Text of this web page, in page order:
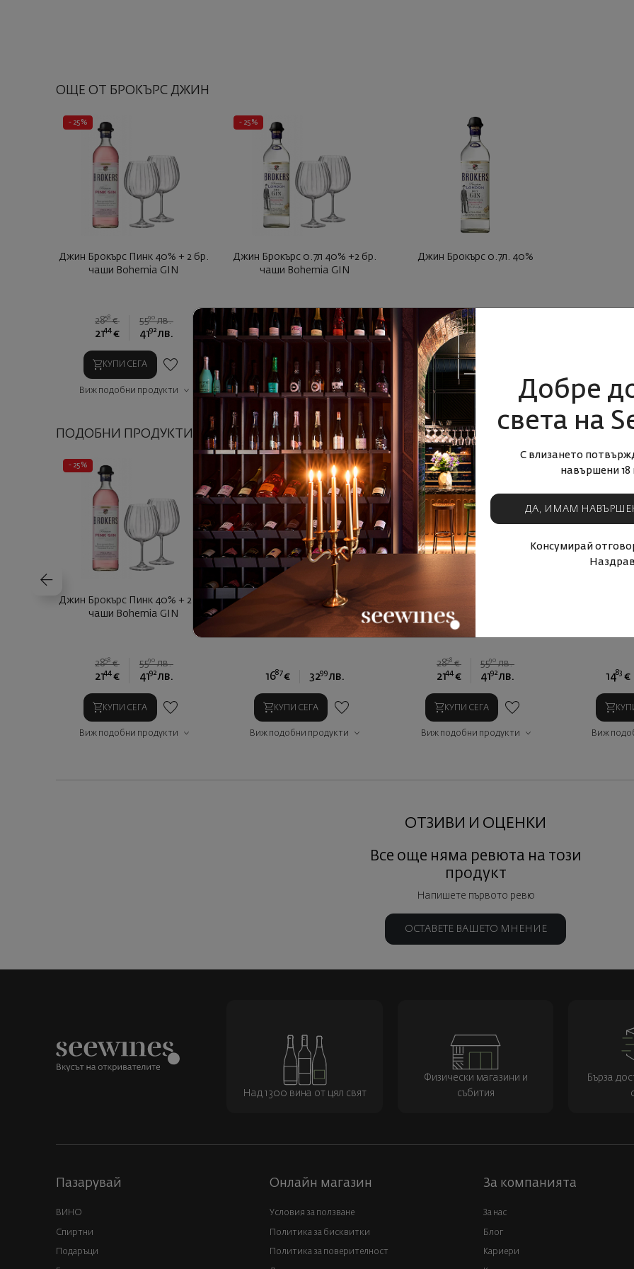
ОЩЕ ОТ БРОКЪРС ДЖИН
- 25%
Джин Брокърс Пинк 40% + 2 бр.
чаши Bohemia GIN
2858 € 5590 лв.
2144 € 4192 лв.
КУПИ СЕГА
Виж подобни продукти
- 25%
Джин Брокърс 0.7л 40% +2 бр.
чаши Bohemia GIN
28 5590 лв.
2144 € 4192 лв.
КУПИ СЕГА
Виж подобни продукти
Джин Брокърс 0.7л. 40%
1687 €
КУПИ СЕГА
Виж подобни продукти
ПОДОБНИ ПРОДУКТИ
- 25%
Джин Брокърс Пинк 40% + 2 бр.
чаши Bohemia GIN
2858 € 5590 лв.
2144 € 4192 лв.
КУПИ СЕГА
Виж подобни продукти
Джин Брокърс 0.7л. 40%
1687 € 3299 лв.
КУПИ СЕГА
Виж подобни продукти
- 25%
Джин Брокърс 0.7л 40% +2 бр.
чаши Bohemia GIN
2858 € 5590 лв.
2144 € 4192 лв.
КУПИ СЕГА
Виж подобни продукти
1483 €
Виж
ОТЗИВИ И ОЦЕНКИ
Все още няма ревюта на този
продукт
Напишете първото ревю
ОСТАВЕТЕ ВАШЕТО МНЕНИЕ
Добре
света на
С влизането
навършени 18
ДА, ИМАМ
Консумирай
Над 1300 вина от цял свят
Физически магазини и
събития
Бърза
Пазарувай
ВИНО
Спиртни
Подаръци
Онлайн магазин
Условия за ползване
Политика за бисквитки
Политика за поверителност
За компанията
За нас
Блог
Кариери